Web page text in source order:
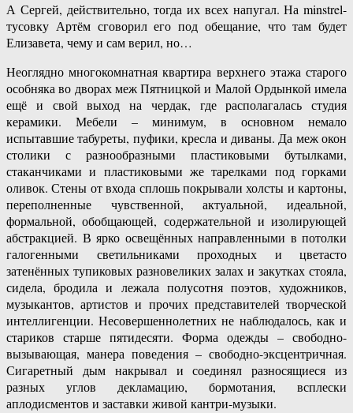
А Сергей, действительно, тогда их всех напугал. На minstrel-
тусовку Артём сговорил его под обещание, что там будет
Елизавета, чему и сам верил, но…
Неоглядно многокомнатная квартира верхнего этажа старого
особняка во дворах меж Пятницкой и Малой Ордынкой имела
ещё и свой выход на чердак, где располагалась студия
керамики. Мебели – минимум, в основном немало
испытавшие табуреты, пуфики, кресла и диваны. Да меж окон
столики с разнообразными пластиковыми бутылками,
стаканчиками и пластиковыми же тарелками под горками
оливок. Стены от входа сплошь покрывали холсты и картоны,
переполненные чувственной, актуальной, идеальной,
формальной, обобщающей, содержательной и изолирующей
абстракцией. В ярко освещённых направленными в потолки
галогенными светильниками проходных и цветасто
затенённых тупиковых разновеликих залах и закутках стояла,
сидела, бродила и лежала полусотня поэтов, художников,
музыкантов, артистов и прочих представителей творческой
интеллигенции. Несовершеннолетних не наблюдалось, как и
стариков старше пятидесяти. Форма одежды – свободно-
вызывающая, манера поведения – свободно-эксцентричная.
Сигаретный дым накрывал и соединял разносящиеся из
разных углов декламацию, бормотания, всплески
аплодисментов и заставки живой кантри-музыки.